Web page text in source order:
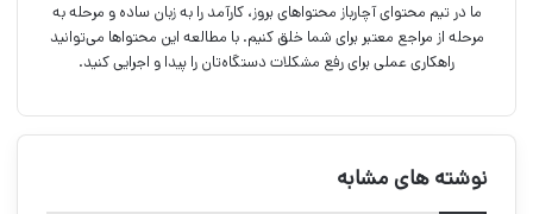
ما در تیم محتوای آچارباز محتواهای بروز، کارآمد را به زبان ساده و مرحله به
مرحله از مراجع معتبر برای شما خلق کنیم. با مطالعه این محتواها می‌توانید
راهکاری عملی برای رفع مشکلات دستگاه‌تان را پیدا و اجرایی کنید.
نوشته های مشابه